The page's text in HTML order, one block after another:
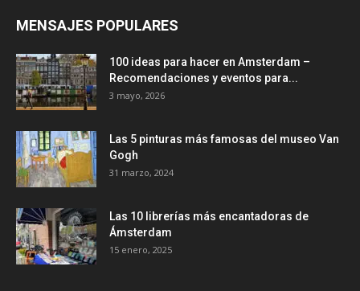
MENSAJES POPULARES
100 ideas para hacer en Amsterdam –
Recomendaciones y eventos para...
3 mayo, 2026
Las 5 pinturas más famosas del museo Van
Gogh
31 marzo, 2024
Las 10 librerías más encantadoras de
Ámsterdam
15 enero, 2025